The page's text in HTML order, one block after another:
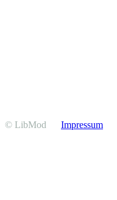
© LibMod Impressum